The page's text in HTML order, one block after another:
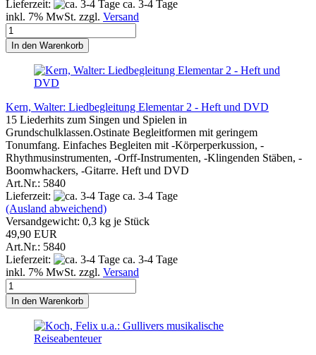
Lieferzeit:
ca. 3-4 Tage
inkl. 7% MwSt. zzgl. Versand
In den Warenkorb
Kern, Walter: Liedbegleitung Elementar 2 - Heft und DVD
15 Liederhits zum Singen und Spielen in
Grundschulklassen.Ostinate Begleitformen mit geringem
Tonumfang. Einfaches Begleiten mit -Körperperkussion, -
Rhythmusinstrumenten, -Orff-Instrumenten, -Klingenden Stäben, -
Boomwhackers, -Gitarre. Heft und DVD
Art.Nr.: 5840
Lieferzeit:
ca. 3-4 Tage
(Ausland abweichend)
Versandgewicht: 0,3 kg je Stück
49,90 EUR
Art.Nr.: 5840
Lieferzeit:
ca. 3-4 Tage
inkl. 7% MwSt. zzgl. Versand
In den Warenkorb